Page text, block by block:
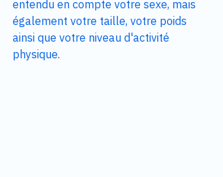
entendu en compte votre sexe, mais
également votre taille, votre poids
ainsi que votre niveau d'activité
physique.